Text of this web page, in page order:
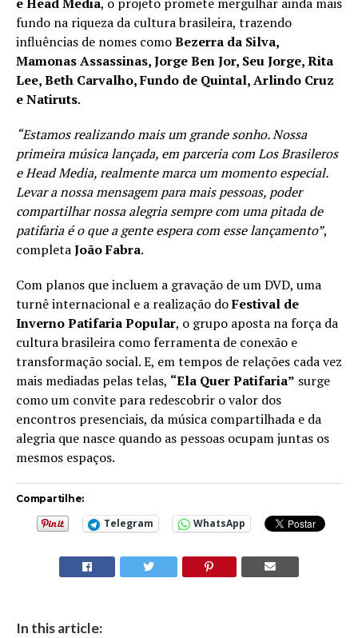
fundo na riqueza da cultura brasileira, trazendo
influências de nomes comoBezerra da Silva,
Mamonas Assassinas, Jorge Ben Jor, Seu Jorge, Rita
Lee, Beth Carvalho, Fundo de Quintal, Arlindo Cruz
e Natiruts.
“Estamos realizando mais um grande sonho. Nossa
primeira música lançada, em parceria com Los Brasileros
e Head Media, realmente marca um momento especial.
Levar a nossa mensagem para mais pessoas, poder
compartilhar nossa alegria sempre com uma pitada de
patifaria é o que a gente espera com esse lançamento”,
completaJoão Fabra.
Com planos que incluem a gravação de um DVD, uma
turnê internacional e a realização doFestival de
Inverno Patifaria Popular, o grupo aposta na força da
cultura brasileira como ferramenta de conexão e
transformação social. E, em tempos de relações cada vez
mais mediadas pelas telas, “Ela Quer Patifaria” surge
como um convite para redescobrir o valor dos
encontros presenciais, da música compartilhada e da
alegria que nasce quando as pessoas ocupam juntas os
mesmos espaços.
Compartilhe:
Telegram WhatsApp
In this article: